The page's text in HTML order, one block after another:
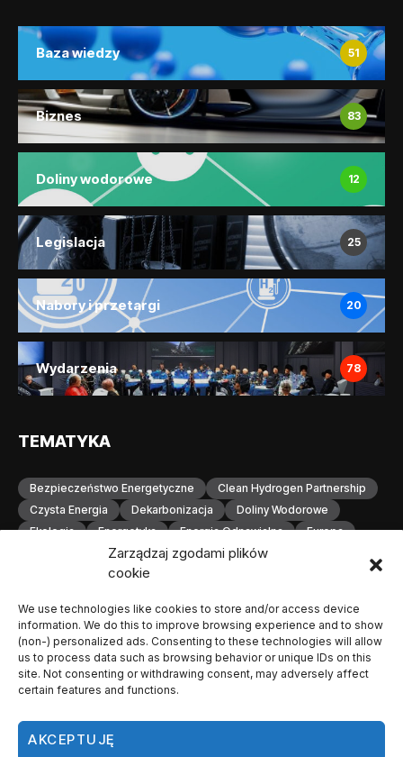
Zarządzaj zgodami plików
cookie
We use technologies like cookies to store and/or access device
information. We do this to improve browsing experience and to show
(non-) personalized ads. Consenting to these technologies will allow
us to process data such as browsing behavior or unique IDs on this
site. Not consenting or withdrawing consent, may adversely affect
certain features and functions.
AKCEPTUJĘ
Baza wiedzy 51
Biznes 83
Doliny wodorowe 12
Legislacja 25
Nabory i przetargi 20
Wydarzenia 78
TEMATYKA
Bezpieczeństwo Energetyczne
Clean Hydrogen Partnership
Czysta Energia
Dekarbonizacja
Doliny Wodorowe
Ekologia
Energetyka Energia Odnawialna
Europa
Gospodarka Wodorowa
H2
Hydrogen Europe
Infrastruktura Wodorowa
Magazynowanie Energii
Magazynowanie Wodoru
Małopolska
Neutralność Klimatyczna
Odnawialne Źródła Energii
Ogniwa Paliwowe
Orlen
OZE
Polska Produkcja Wodoru
Przemysł
Transformacja Energetyczna